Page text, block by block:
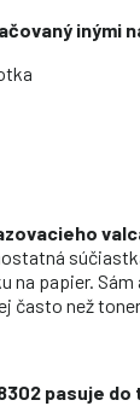
inými
na papier.
často než
pasuje